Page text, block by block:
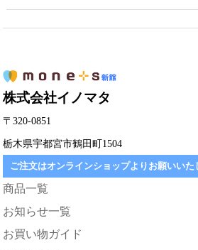
株式会社イノマタ
〒320-0851
栃木県宇都宮市鶴田町1504
ご注文はオンラインショップよりお願いいた
商品一覧
お知らせ一覧
お買い物ガイド